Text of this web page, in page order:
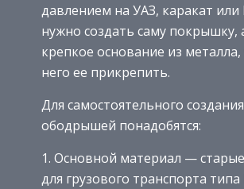
давлением на УАЗ, каракат или
нужно создать саму покрышку,
крепкое основание из
него ее прикрепить.
Для самостоятельного создания
ободрышей понадобятся:
Основной материал —
для грузового транспорта типа